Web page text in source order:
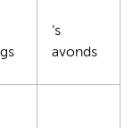
‘s
avonds